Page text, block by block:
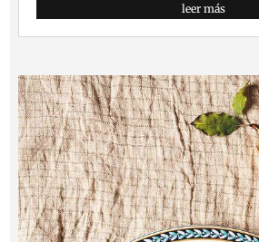
leer más